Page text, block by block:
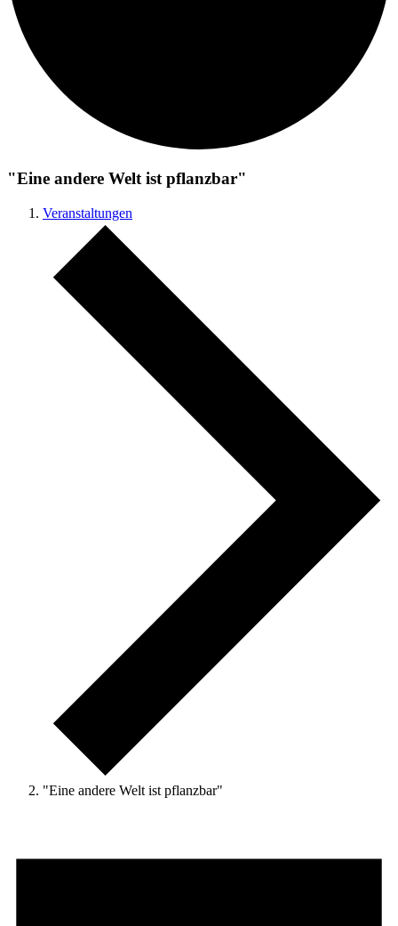
"Eine andere Welt ist pflanzbar"
Veranstaltungen
"Eine andere Welt ist pflanzbar"